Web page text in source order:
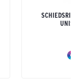
UNISEX